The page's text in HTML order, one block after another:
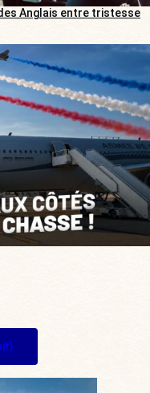
des Anglais entre tristesse